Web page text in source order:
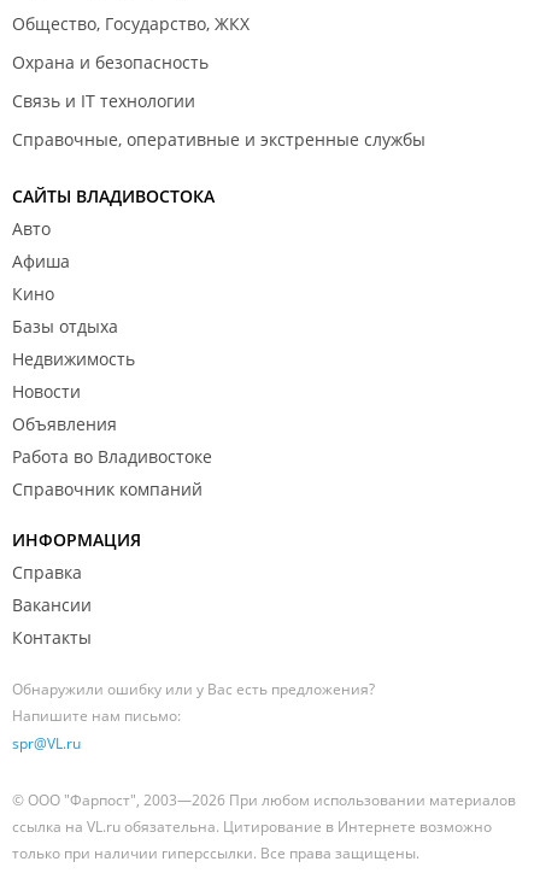
Общество, Государство, ЖКХ
Охрана и безопасность
Связь и IT технологии
Справочные, оперативные и экстренные службы
САЙТЫ ВЛАДИВОСТОКА
Авто
Афиша
Кино
Базы отдыха
Недвижимость
Новости
Объявления
Работа во Владивостоке
Справочник компаний
ИНФОРМАЦИЯ
Справка
Вакансии
Контакты
Обнаружили ошибку или у Вас есть предложения?
Напишите нам письмо:
spr@VL.ru
© ООО "Фарпост", 2003—2026 При любом использовании материалов
ссылка на VL.ru обязательна. Цитирование в Интернете возможно
только при наличии гиперссылки. Все права защищены.